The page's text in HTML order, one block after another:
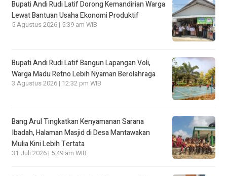
Bupati Andi Rudi Latif Dorong Kemandirian Warga
Lewat Bantuan Usaha Ekonomi Produktif
5 Agustus 2026 | 5:39 am WIB
Bupati Andi Rudi Latif Bangun Lapangan Voli,
Warga Madu Retno Lebih Nyaman Berolahraga
3 Agustus 2026 | 12:32 pm WIB
Bang Arul Tingkatkan Kenyamanan Sarana
Ibadah, Halaman Masjid di Desa Mantawakan
Mulia Kini Lebih Tertata
31 Juli 2026 | 5:49 am WIB